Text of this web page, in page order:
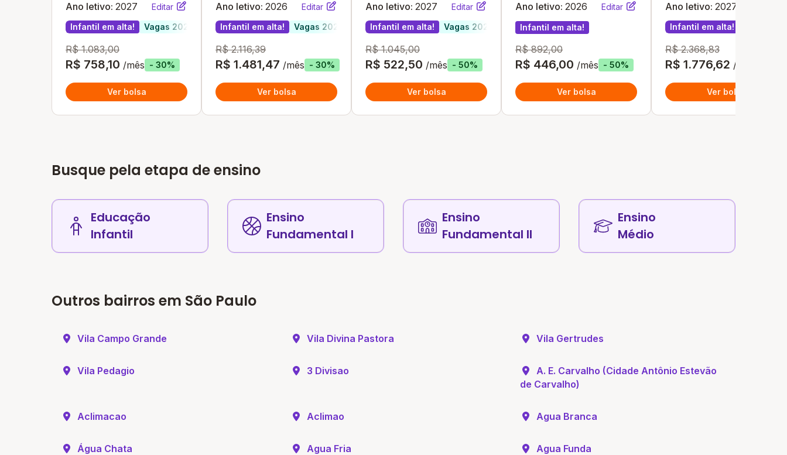
Ano letivo: 2027
Editar
Infantil em alta!
Vagas 2027
R$ 1.083,00
R$ 758,10 /mês - 30%
Ver bolsa
Ano letivo: 2026
Editar
Infantil em alta!
Vagas 2027 Vagas 2027
R$ 2.116,39
R$ 1.481,47 /mês - 30%
Ver bolsa
Ano letivo: 2027
Editar
Infantil em alta!
Vagas 2027
R$ 1.045,00
R$ 522,50 /mês - 50%
Ver bolsa
Ano letivo: 2026 Editar
Infantil em alta!
R$ 892,00
R$ 446,00 /mês - 50%
Ver bolsa
Ano letivo: 2027
Infantil em alta!
R$ 2.368,83
R$ 1.776,62 /mês
Ver bolsa
Busque pela etapa de ensino
Educação
Infantil
Ensino
Fundamental I
Ensino
Fundamental II
Ensino
Médio
Outros bairros em São Paulo
Vila Campo Grande Vila Divina Pastora Vila Gertrudes
Vila Pedagio 3 Divisao
A. E. Carvalho (Cidade Antônio Estevão
de Carvalho)
Aclimacao Aclimao Agua Branca
Água Chata Agua Fria Agua Funda